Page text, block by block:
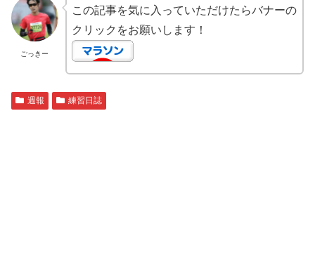
ごっきー
この記事を気に入っていただけたらバナーの
クリックをお願いします！
週報 練習日誌